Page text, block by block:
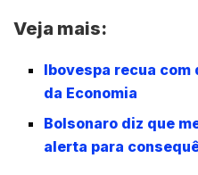
Veja mais:
Ibovespa recua
da Economia
Bolsonaro diz que
alerta para